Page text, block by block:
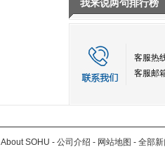
我来说两句排行榜
客服热
客服邮
About SOHU - 公司介绍 - 网站地图 - 全部新